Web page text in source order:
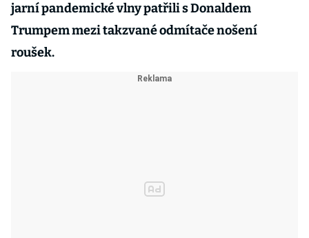
jarní pandemické vlny patřili s Donaldem
Trumpem mezi takzvané odmítače nošení
roušek.